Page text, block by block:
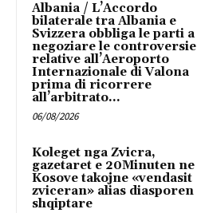
Albania / L’Accordo
bilaterale tra Albania e
Svizzera obbliga le parti a
negoziare le controversie
relative all’Aeroporto
Internazionale di Valona
prima di ricorrere
all’arbitrato...
06/08/2026
Koleget nga Zvicra,
gazetaret e 20Minuten ne
Kosove takojne «vendasit
zviceran» alias diasporen
shqiptare